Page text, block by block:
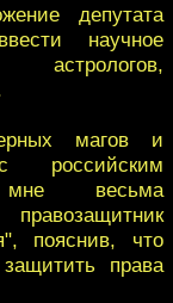
депутата
научное
астрологов,
магов и
российским
мне весьма
пояснив, что
права